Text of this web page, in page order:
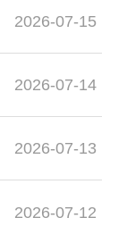
2026-07-15
2026-07-14
2026-07-13
2026-07-12